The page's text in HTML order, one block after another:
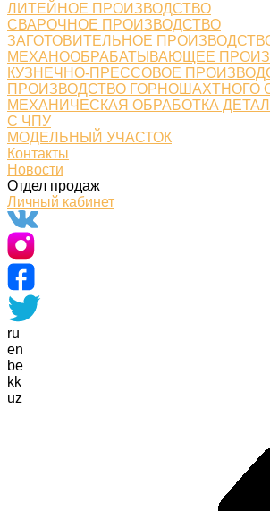
ЛИТЕЙНОЕ ПРОИЗВОДСТВО
СВАРОЧНОЕ ПРОИЗВОДСТВО
ЗАГОТОВИТЕЛЬНОЕ
МЕХАНООБРАБАТЫВАЮЩЕЕ
КУЗНЕЧНО-ПРЕССОВОЕ
ПРОИЗВОДСТВО ГОРНОШАХТНОГО
МЕХАНИЧЕСКАЯ ОБРАБОТКА
С ЧПУ
МОДЕЛЬНЫЙ УЧАСТОК
Контакты
Новости
Отдел продаж
Личный кабинет
ru
en
be
kk
uz